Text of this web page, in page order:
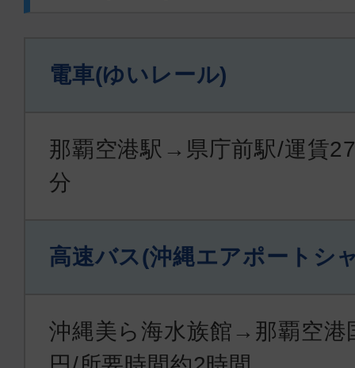
電車(ゆいレール)
那覇空港駅→県庁前駅/運賃
分
高速バス(沖縄エアポートシ
沖縄美ら海水族館→那覇空港